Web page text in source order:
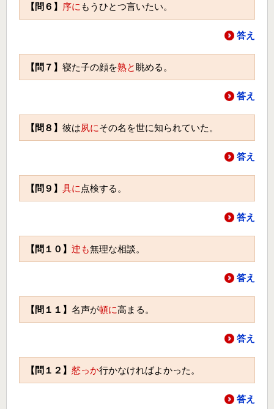
【問６】 序に もうひとつ言いたい。
答え
【問７】 寝た子の顔を熟と 眺める。
答え
【問８】 彼は夙にその名を世に知られていた。
答え
【問９】 具に 点検する。
答え
【問１０】 迚も無理な相談。
答え
【問１１】 名声が頓に高まる。
答え
【問１２】 憖っか行かなければよかった。
答え